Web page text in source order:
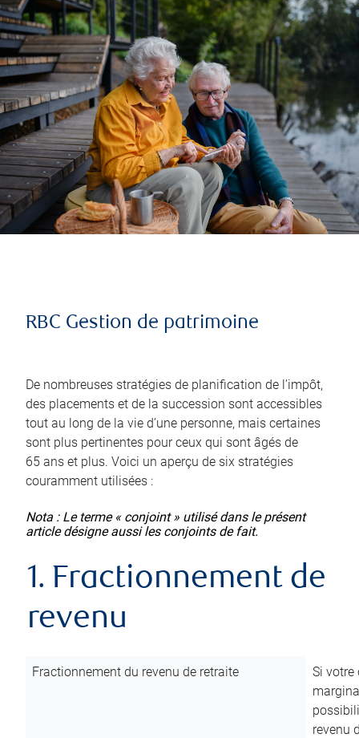
RBC Gestion de patrimoine
De nombreuses stratégies de planification de l’impôt,
des placements et de la succession sont accessibles
tout au long de la vie d’une personne, mais certaines
sont plus pertinentes pour ceux qui sont âgés de
65 ans et plus. Voici un aperçu de six stratégies
couramment utilisées :
Nota : Le terme « conjoint » utilisé dans le présent
article désigne aussi les conjoints de fait.
1. Fractionnement de
revenu
Fractionnement du revenu de retraite
Si votre
revenu